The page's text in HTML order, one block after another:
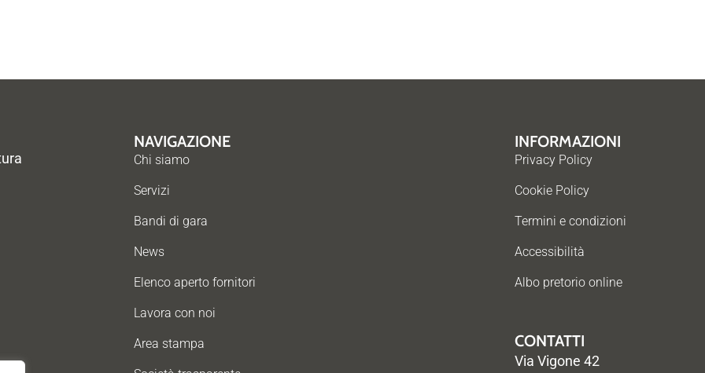
NAVIGAZIONE
Chi siamo
Servizi
Bandi di gara
News
Elenco aperto fornitori
Lavora con noi
Area stampa
INFORMAZIONI
Privacy Policy
Cookie Policy
Termini e condizioni
Accessibilità
Albo pretorio online
CONTATTI
Via Vigone 42